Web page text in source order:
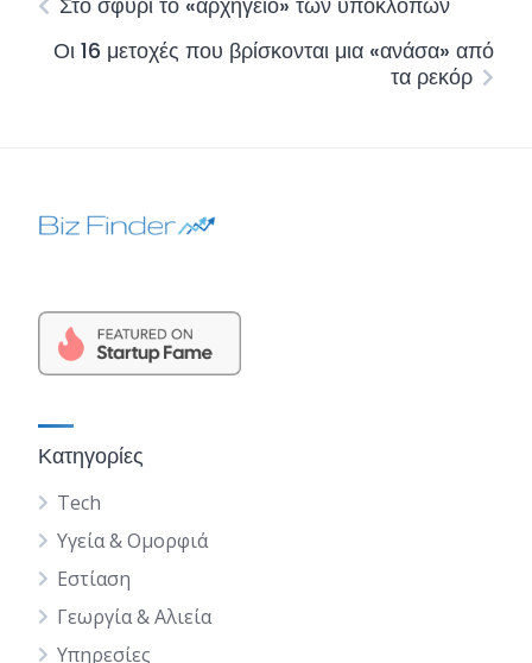
Οι 16 μετοχές που βρίσκονται μια «ανάσα» από
τα ρεκόρ
Κατηγορίες
Tech
Υγεία & Ομορφιά
Εστίαση
Γεωργία & Αλιεία
Υπηρεσίες